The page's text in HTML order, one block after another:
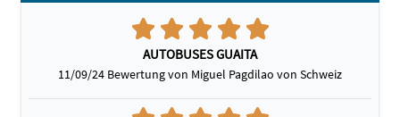
AUTOBUSES GUAITA
11/09/24 Bewertung von Miguel Pagdilao von Schweiz